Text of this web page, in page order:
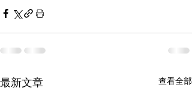
最新文章 查看全部